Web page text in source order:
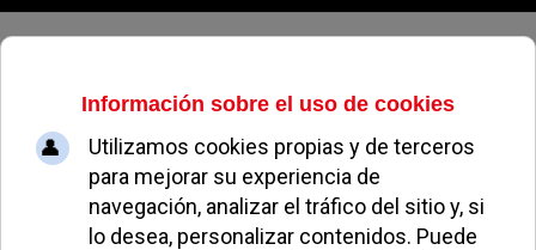
Lunes, 10 de agosto de 2026
Alba Technology,